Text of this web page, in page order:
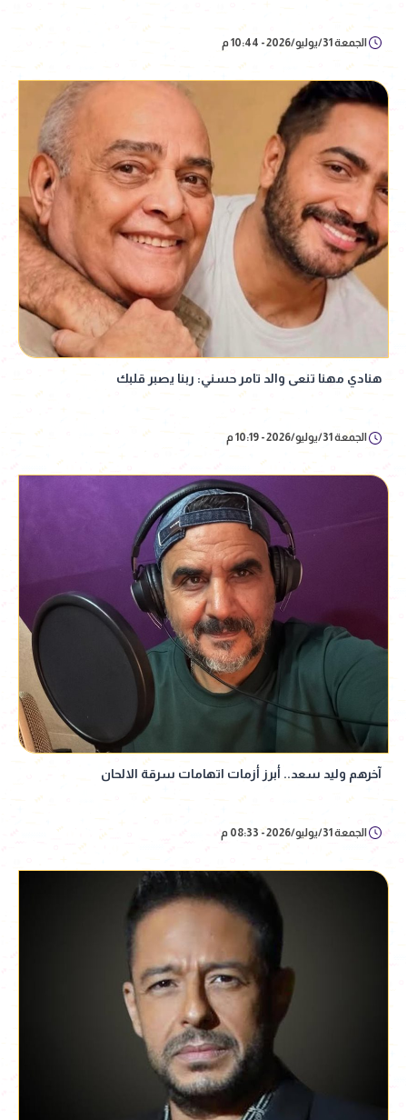
الجمعة 31/يوليو/2026 - 10:44 م
هنادي مهنا تنعى والد تامر حسني: ربنا يصبر قلبك
الجمعة 31/يوليو/2026 - 10:19 م
آخرهم وليد سعد.. أبرز أزمات اتهامات سرقة الالحان
الجمعة 31/يوليو/2026 - 08:33 م